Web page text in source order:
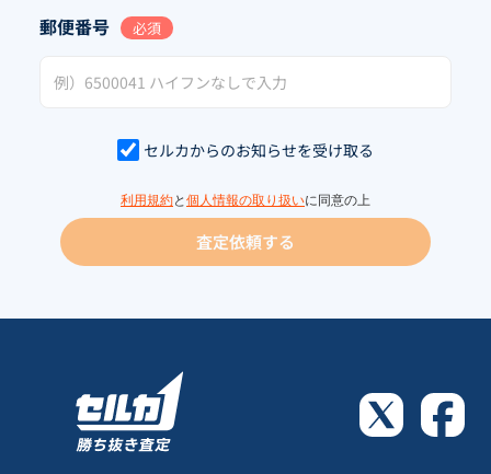
郵便番号 必須
セルカからのお知らせを受け取る
利用規約と 個人情報の取り扱いに同意の上
査定依頼する